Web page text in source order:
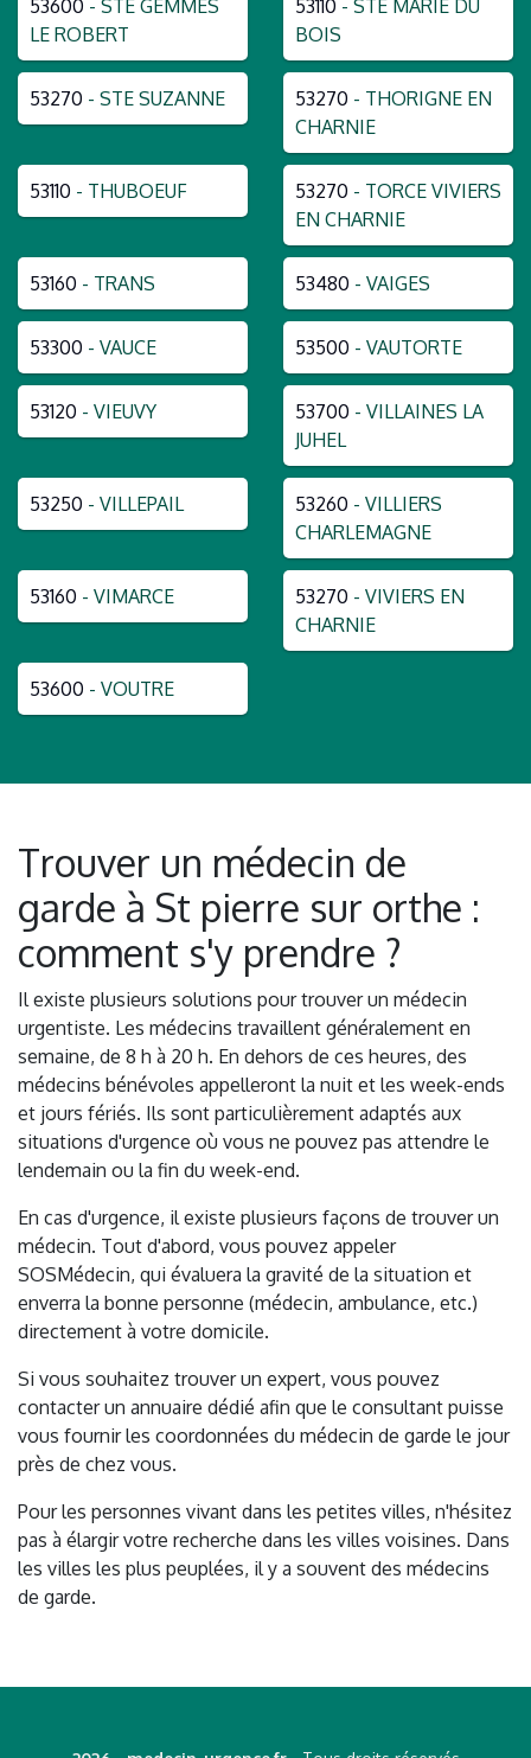
53600 - STE GEMMES
LE ROBERT
53110 - STE MARIE DU
BOIS
53270 - STE SUZANNE 53270 - THORIGNE EN
CHARNIE
53110 - THUBOEUF 53270 - TORCE VIVIERS
EN CHARNIE
53160 - TRANS 53480 - VAIGES
53300 - VAUCE 53500 - VAUTORTE
53120 - VIEUVY 53700 - VILLAINES LA
JUHEL
53250 - VILLEPAIL 53260 - VILLIERS
CHARLEMAGNE
53160 - VIMARCE 53270 - VIVIERS EN
CHARNIE
53600 - VOUTRE
Trouver un médecin de
garde à St pierre sur orthe :
comment s'y prendre ?
Il existe plusieurs solutions pour trouver un médecin
urgentiste. Les médecins travaillent généralement en
semaine, de 8 h à 20 h. En dehors de ces heures, des
médecins bénévoles appelleront la nuit et les week-ends
et jours fériés. Ils sont particulièrement adaptés aux
situations d'urgence où vous ne pouvez pas attendre le
lendemain ou la fin du week-end.
En cas d'urgence, il existe plusieurs façons de trouver un
médecin. Tout d'abord, vous pouvez appeler
SOSMédecin, qui évaluera la gravité de la situation et
enverra la bonne personne (médecin, ambulance, etc.)
directement à votre domicile.
Si vous souhaitez trouver un expert, vous pouvez
contacter un annuaire dédié afin que le consultant puisse
vous fournir les coordonnées du médecin de garde le jour
près de chez vous.
Pour les personnes vivant dans les petites villes, n'hésitez
pas à élargir votre recherche dans les villes voisines. Dans
les villes les plus peuplées, il y a souvent des médecins
de garde.